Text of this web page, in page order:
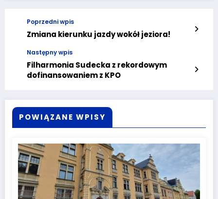
Poprzedni wpis
Zmiana kierunku jazdy wokół jeziora!
Następny wpis
Filharmonia Sudecka z rekordowym
dofinansowaniem z KPO
POWIĄZANE WPISY